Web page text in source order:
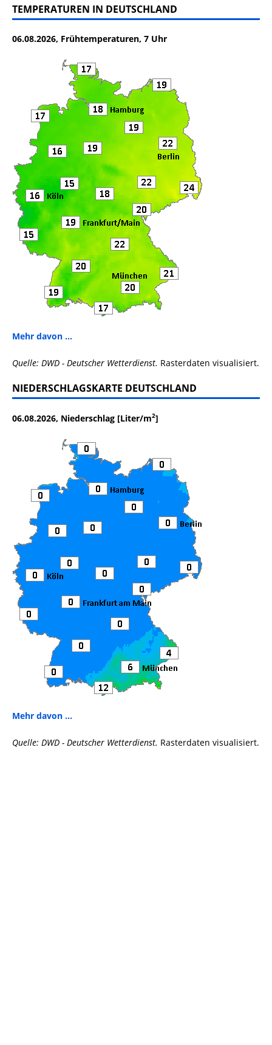
c
e
b
k
it
te
r
ai
l
le
n
TEMPERATUREN IN DEUTSCHLAND
06.08.2026, Frühtemperaturen, 7 Uhr
Mehr davon ...
Quelle: DWD - Deutscher Wetterdienst. Rasterdaten visualisiert.
NIEDERSCHLAGSKARTE DEUTSCHLAND
06.08.2026, Niederschlag [Liter/m2]
Mehr davon ...
Quelle: DWD - Deutscher Wetterdienst. Rasterdaten visualisiert.